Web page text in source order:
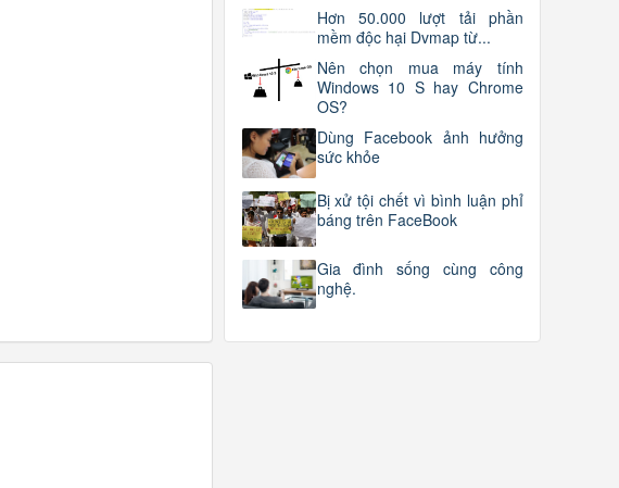
Hơn 50.000 lượt tải phần
mềm độc hại Dvmap từ...
Nên chọn mua máy tính
Windows 10 S hay Chrome
OS?
Dùng Facebook ảnh hưởng
sức khỏe
Bị xử tội chết vì bình luận phỉ
báng trên FaceBook
Gia đình sống cùng công
nghệ.